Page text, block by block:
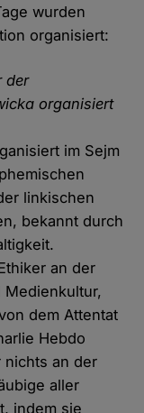
wurden
organisiert:
der
organisiert
im Sejm
linkischen
bekannt durch
an der
dem Attentat
Hebdo
nichts an der
aller
indem sie